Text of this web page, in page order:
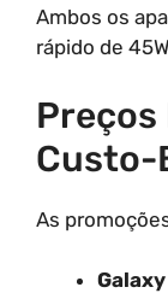
Ambos os
rápido de
Preços
Custo-
As